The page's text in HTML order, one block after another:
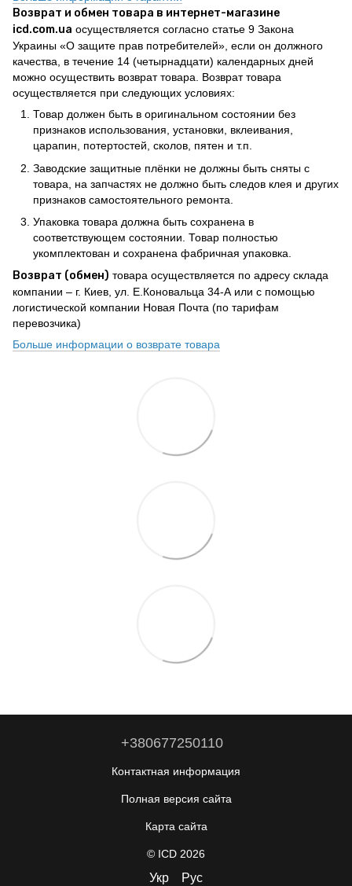
Возврат и обмен товара в интернет-магазине
icd.com.ua осуществляется согласно статье 9 Закона
Украины «О защите прав потребителей», если он должного
качества, в течение 14 (четырнадцати) календарных дней
можно осуществить возврат товара. Возврат товара
осуществляется при следующих условиях:
Товар должен быть в оригинальном состоянии без
признаков использования, установки, вклеивания,
царапин, потертостей, сколов, пятен и т.п.
Заводские защитные плёнки не должны быть сняты с
товара, на запчастях не должно быть следов клея и других
признаков самостоятельного ремонта.
Упаковка товара должна быть сохранена в
соответствующем состоянии. Товар полностью
укомплектован и сохранена фабричная упаковка.
Возврат (обмен) товара осуществляется по адресу склада
компании – г. Киев, ул. Е.Коновальца 34-А или с помощью
логистической компании Новая Почта (по тарифам
перевозчика)
Больше информации о возврате товара
+380677250110
Контактная информация
Полная версия сайта
Карта сайта
© ICD 2026
Укр Рус